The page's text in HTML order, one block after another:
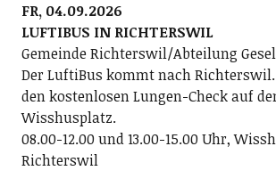
FR, 04.09.2026
LUFTIBUS IN RICHTERSWIL
Gemeinde Richterswil/Abteilung
Der LuftiBus kommt nach
den kostenlosen Lungen-Check auf
Wisshusplatz.
08.00-12.00 und 13.00-15.00 Uhr,
Richterswil